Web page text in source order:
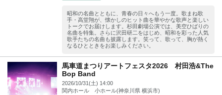
昭和の名曲とともに、青春の日々へもう一度。歌まね歌
手・高堂翔が、懐かしのヒット曲を華やかな歌声と楽しい
トークでお届けします。杉田劇場公演では、美空ひばりの
名曲を特集。さらに沢田研二をはじめ、昭和を彩った人気
歌手たちの名曲も披露します。笑って、歌って、胸が熱く
なるひとときをお楽しみください。
馬車道まつりアートフェスタ2026 村田浩&The
Bop Band
2026/10/31(土) 14:00
関内ホール 小ホール(神奈川県 横浜市)